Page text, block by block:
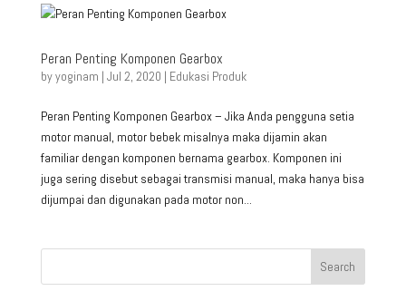
Peran Penting Komponen Gearbox
byyoginam | Jul 2, 2020 | Edukasi Produk
Peran Penting Komponen Gearbox – Jika Anda pengguna setia
motor manual, motor bebek misalnya maka dijamin akan
familiar dengan komponen bernama gearbox. Komponen ini
juga sering disebut sebagai transmisi manual, maka hanya bisa
dijumpai dan digunakan pada motor non...